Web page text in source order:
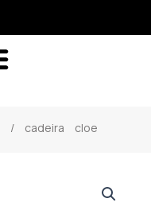
/ cadeira cloe